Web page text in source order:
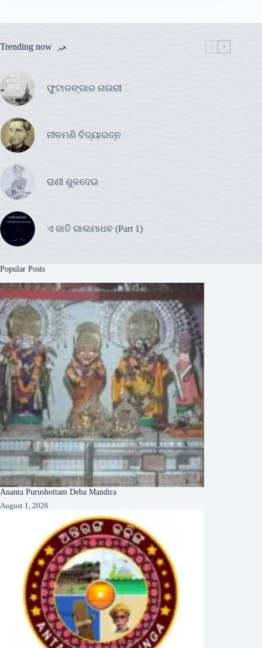
Trending now
ଫୁଟାଡଙ୍ଗାର ନାଉରୀ
ନୀଳମଣି ବିଦ୍ୟାରତ୍ନ
ରାଣୀ ଶୁକଦେଇ
ଏ ଜାତି ଗାଲମାଧବ (Part 1)
Popular Posts
Ananta Purushottam Deba Mandira
August 1, 2026